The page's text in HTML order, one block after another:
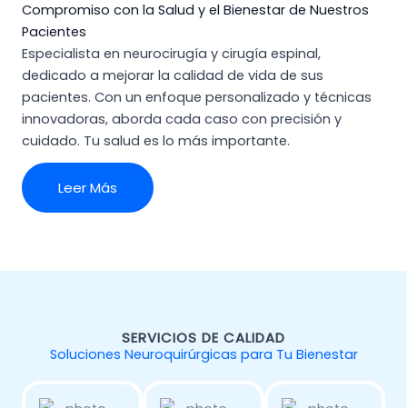
Compromiso con la Salud y el Bienestar de Nuestros
Pacientes
Especialista en neurocirugía y cirugía espinal,
dedicado a mejorar la calidad de vida de sus
pacientes. Con un enfoque personalizado y técnicas
innovadoras, aborda cada caso con precisión y
cuidado. Tu salud es lo más importante.
Leer Más
SERVICIOS DE CALIDAD
Soluciones Neuroquirúrgicas para Tu Bienestar